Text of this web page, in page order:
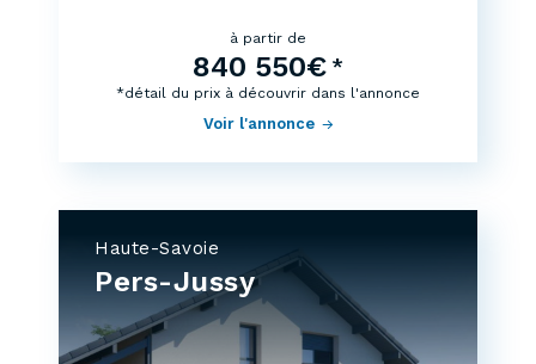
à partir de
840 550€ *
Voir l'annonce
*détail du prix à découvrir dans l'annonce
Haute-Savoie
Pers-Jussy